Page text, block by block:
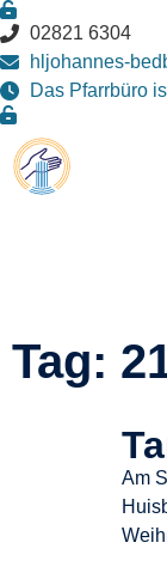
02821 6304
hljohannes-
Das Pfarrbüro
Tag:
Am